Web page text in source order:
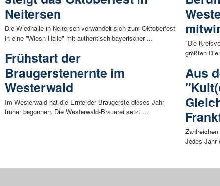
Neitersen
Die Wiedhalle in Neitersen verwandelt sich zum Oktoberfest
in eine "Wiesn-Halle" mit authentisch bayerischer ...
Frühstart der
Braugerstenernte im
Westerwald
Im Westerwald hat die Ernte der Braugerste dieses Jahr
früher begonnen. Die Westerwald-Brauerei setzt ...
"Die
größten
Aus
Jedes Jahr